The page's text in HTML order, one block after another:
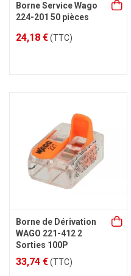
Borne Service Wago
224-201 50 pièces
24,18 €(TTC)
Borne de Dérivation
WAGO 221-412 2
Sorties 100P
33,74 €(TTC)